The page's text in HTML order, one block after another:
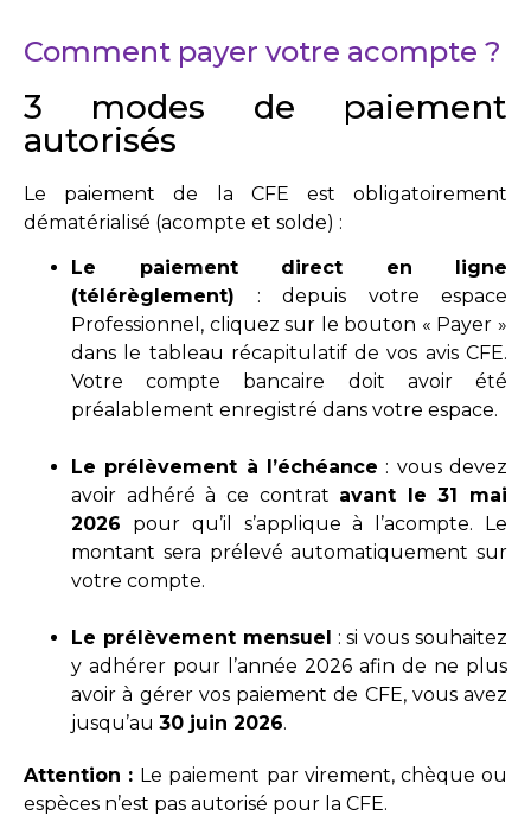
Comment payer votre acompte ?
3 modes de paiement
autorisés
Le paiement de la CFE est obligatoirement
dématérialisé (acompte et solde) :
Le paiement direct en ligne
(télérèglement) : depuis votre espace
Professionnel, cliquez sur le bouton « Payer »
dans le tableau récapitulatif de vos avis CFE.
Votre compte bancaire doit avoir été
préalablement enregistré dans votre espace.
Le prélèvement à l’échéance : vous devez
avoir adhéré à ce contrat avant le 31 mai
2026 pour qu’il s’applique à l’acompte. Le
montant sera prélevé automatiquement sur
votre compte.
Le prélèvement mensuel
: si vous souhaitez
y adhérer pour l’année 2026 afin de ne plus
avoir à gérer vos paiement de CFE, vous avez
jusqu’au 30 juin 2026.
Attention : Le paiement par virement, chèque ou
espèces n’est pas autorisé pour la CFE.